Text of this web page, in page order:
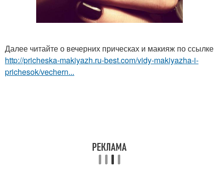
Далее читайте о вечерних прическах и макияж по ссылке
http://pricheska-makiyazh.ru-best.com/vidy-makiyazha-i-
prichesok/vechern...